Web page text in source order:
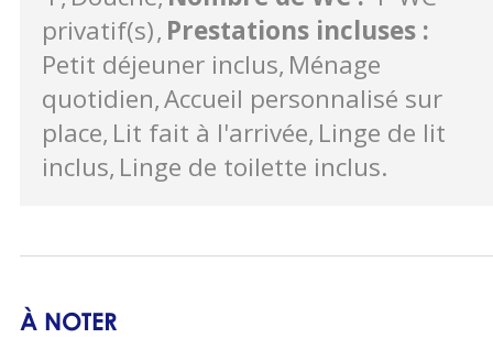
privatif(s) Prestations incluses :
Petit déjeuner inclus Ménage
quotidien Accueil personnalisé sur
place Lit fait à l'arrivée Linge de lit
inclus Linge de toilette inclus
À NOTER